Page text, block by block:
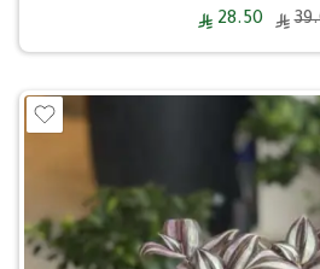
28.50